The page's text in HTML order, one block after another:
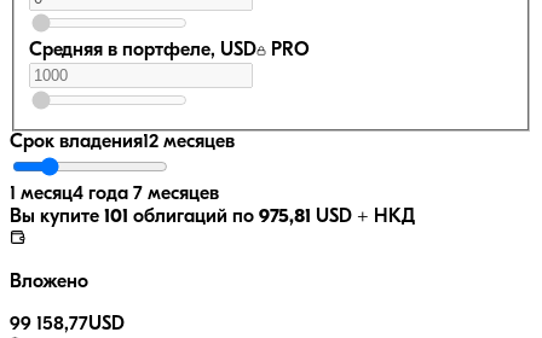
Средняя в портфеле, USD PRO
Срок владения12 месяцев
1 месяц4 года 7 месяцев
Вы купите 101 облигаций по 975,81 USD + НКД
Вложено
99 158,77USD